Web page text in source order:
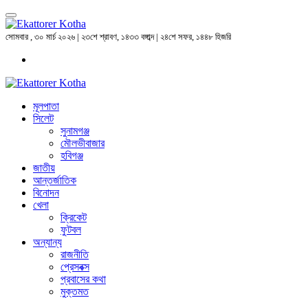
সোমবার , ৩০ মার্চ ২০২৬ | ২৩শে শ্রাবণ, ১৪৩৩ বঙ্গাব্দ | ২৪শে সফর, ১৪৪৮ হিজরি
মূলপাতা
সিলেট
সুনামগঞ্জ
মৌলভীবাজার
হবিগঞ্জ
জাতীয়
আন্তর্জাতিক
বিনোদন
খেলা
ক্রিকেট
ফুটবল
অন্যান্য
রাজনীতি
প্রেসবক্স
প্রবাসের কথা
মুক্তমত